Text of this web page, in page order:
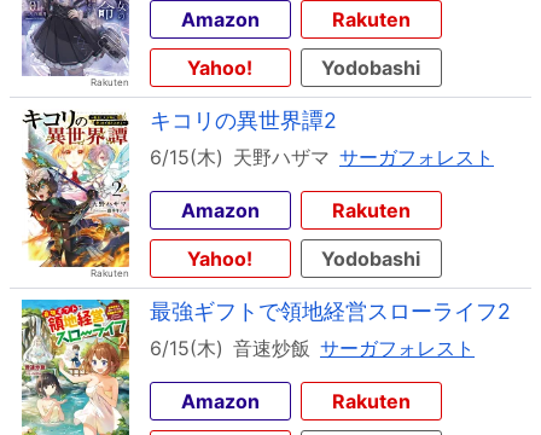
Amazon
Rakuten
Yahoo!
Yodobashi
キコリの異世界譚2
6/15(木) 天野ハザマ サーガフォレスト
Amazon
Rakuten
Yahoo!
Yodobashi
最強ギフトで領地経営スローライフ2
6/15(木) 音速炒飯 サーガフォレスト
Amazon
Rakuten